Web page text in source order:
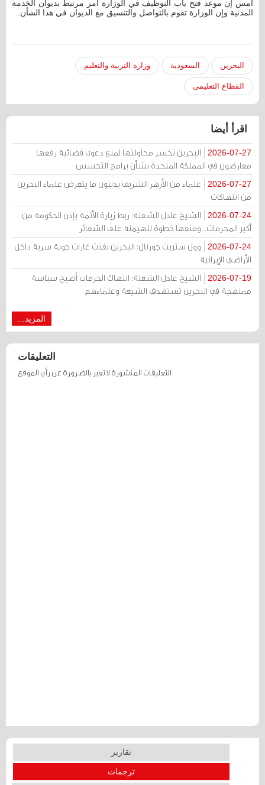
أمس إن موعد فتح باب التوظيف في الوزارة أمر مرتبط بديوان الخدمة
المدنية وإن الوزارة تقوم بالتواصل والتنسيق مع الديوان في هذا الشأن.
البحرين السعودية وزارة التربية والتعليم
القطاع التعليمي
اقرأ أيضا
2026-07-27
البحرين تخسر محاولتها لمنع دعوى قضائية رفعها
معارضون في المملكة المتحدة بشأن برامج التجسس
2026-07-27
علماء من الأزهر الشريف يدينون ما يتعرض علماء البحرين
من انتهاكات
2026-07-24
الشيخ عادل الشعلة: ربط زيارة الأئمة بإذن الحكومة من
أكبر المحرمات.. ومنعها خطوة للهيمنة على الشعائر
2026-07-24
وول ستريت جورنال: البحرين نفذت غارات جوية سرية داخل
الأراضي الإيرانية
2026-07-19
الشيخ عادل الشعلة: انتهاك الحرمات أصبح سياسة
ممنهجة في البحرين تستهدف الشيعة وعلماءهم
المزيد...
التعليقات
التعليقات المنشورة لا تعبر بالضرورة عن رأي الموقع
تقارير
ترجمات